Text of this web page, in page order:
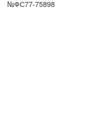
№ФС77-75898